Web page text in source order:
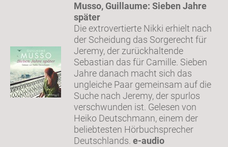
Musso, Guillaume: Sieben Jahre
später
Die extrovertierte Nikki erhielt nach
der Scheidung das Sorgerecht für
Jeremy, der zurückhaltende
Sebastian das für Camille. Sieben
Jahre danach macht sich das
ungleiche Paar gemeinsam auf die
Suche nach Jeremy, der spurlos
verschwunden ist. Gelesen von
Heiko Deutschmann, einem der
beliebtesten Hörbuchsprecher
Deutschlands. e-audio